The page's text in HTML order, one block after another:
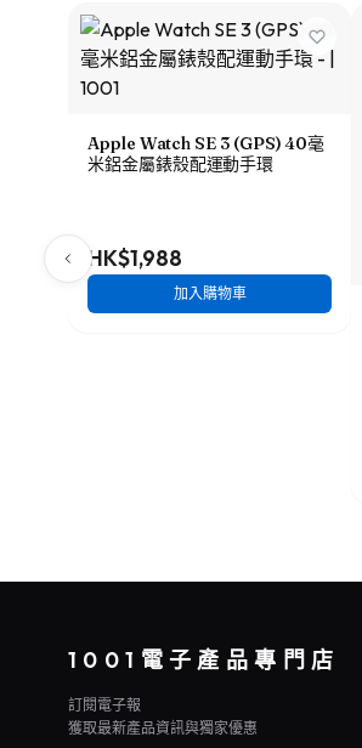
Apple Watch SE 3 (GPS) 40毫
米鋁金屬錶殼配運動手環
HK$1,988
加入購物車
1001電子產品專門店
訂閱電子報
獲取最新產品資訊與獨家優惠